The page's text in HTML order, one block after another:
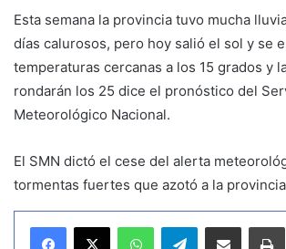
Esta semana la provincia tuvo mucha
días calurosos, pero hoy salió el sol y se
temperaturas cercanas a los 15 grados y
rondarán los 25 dice el pronóstico del
Meteorológico Nacional.
El SMN dictó el cese del alerta
tormentas fuertes que azotó a la
Telegram